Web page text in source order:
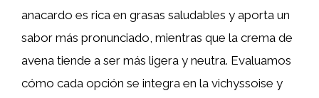
anacardo es rica en grasas saludables y aporta un
sabor más pronunciado, mientras que la crema de
avena tiende a ser más ligera y neutra. Evaluamos
cómo cada opción se integra en la vichyssoise y